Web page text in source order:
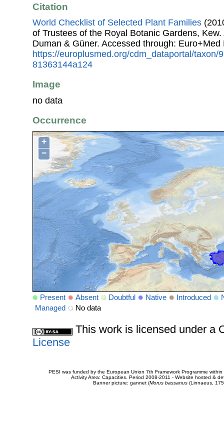
Citation
World Checklist of Selected Plant Families
of Trustees of the Royal Botanic Gardens, Kew.
Duman & Güner. Accessed through: Euro+Med
https://europlusmed.org/cdm_dataportal/taxon/
81363144a124
Image
no data
Occurrence
+
−
Present Absent Doubtful Native Introduced
Managed
No data
This work is licensed under a
License
PESI was funded by the European Union 7th Framework Programme
Activity Area: Capacities. Period 2008-2011 - Website hosted &
Banner picture: gannet (Morus bassanus(Linnaeus,